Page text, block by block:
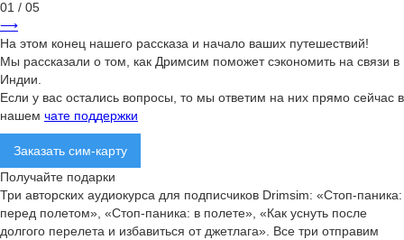
01 / 05
⟶
На этом конец нашего рассказа и начало ваших путешествий!
Мы рассказали о том, как Дримсим поможет сэкономить на связи в
Индии.
Если у вас остались вопросы, то мы ответим на них прямо сейчас в
нашем чате поддержки
Заказать сим-карту
Получайте подарки
Три авторских аудиокурса для подписчиков Drimsim: «Стоп-паника:
перед полетом», «Стоп-паника: в полете», «Как уснуть после
долгого перелета и избавиться от джетлага». Все три отправим